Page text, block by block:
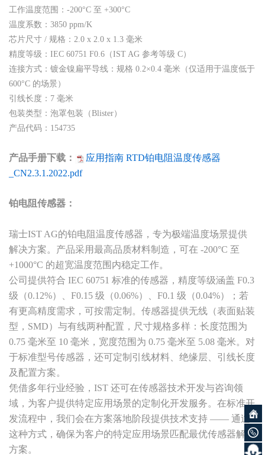
工作温度范围：-200°C 至 +300°C
温度系数：3850 ppm/K
芯片尺寸 / 规格：2.0 x 2.0 x 1.3 毫米
精度等级：IEC 60751 F0.6（IST AG 参考等级 C）
连接方式：镀金镍扁平导线：规格 0.2×0.4 毫米（仅适用于温度低于
600°C 的场景）
引线长度：7 毫米
包装类型：泡罩包装（Blister）
产品代码：154735
产品手册下载：
应用指南 RTD铂电阻温度传感器
_CN2.3.1.2022.pdf
铂电阻传感器：
瑞士IST AG的铂电阻温度传感器，专为极端温度场景提供
解决方案。产品采用最高品质材料制造，可在 -200°C 至
+1000°C 的超宽温度范围内稳定工作。
公司提供符合 IEC 60751 标准的传感器，精度等级涵盖 F0.3
级（0.12%）、F0.15 级（0.06%）、F0.1 级（0.04%）；若
有更高精度需求，可按需定制。传感器提供无线（表面贴装
型，SMD）与有线两种配置，尺寸规格多样：长度范围为
0.75 毫米至 10 毫米，宽度范围为 0.75 毫米至 5.08 毫米。对
于标准型号传感器，还可定制引线材料、绝缘层、引线长度
及配置方案。
凭借多年行业经验，IST 还可在传感器技术开发与咨询领
域，为客户提供特定应用场景的定制化开发服务。在标准开
发流程中，我们会在方案落地阶段提供技术支持 —— 通过
这种方式，确保为客户的特定应用场景匹配最优传感器解决
方案。